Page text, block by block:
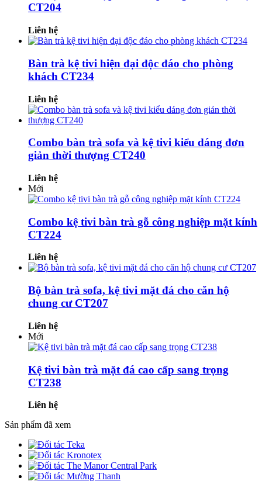
CT204
Liên hệ
Bàn trà kệ tivi hiện đại độc đáo cho phòng
khách CT234
Liên hệ
Combo bàn trà sofa và kệ tivi kiểu dáng đơn
giản thời thượng CT240
Liên hệ
Mới
Combo kệ tivi bàn trà gỗ công nghiệp mặt kính
CT224
Liên hệ
Bộ bàn trà sofa, kệ tivi mặt đá cho căn hộ
chung cư CT207
Liên hệ
Mới
Kệ tivi bàn trà mặt đá cao cấp sang trọng
CT238
Liên hệ
Sản phẩm đã xem